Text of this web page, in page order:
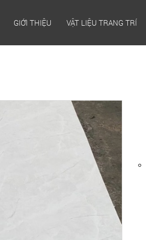
GIỚI THIỆU VẬT LIỆU TRANG TRÍ